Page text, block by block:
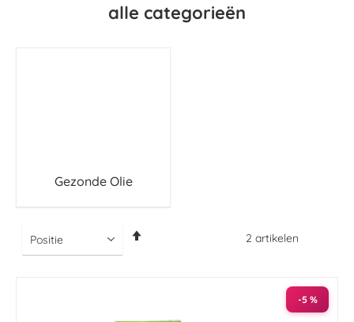
alle categorieën
Gezonde Olie
2 artikelen
-5 %